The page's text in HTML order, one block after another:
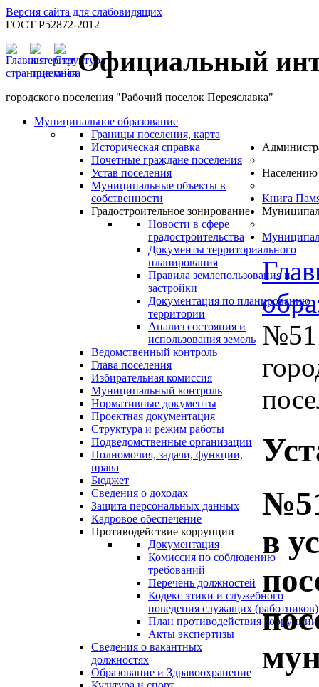
Версия сайта для слабовидящих
ГОСТ Р52872-2012
Официальный
городского поселения "Рабочий поселок Переяславка"
Муниципальное образование
Границы поселения, карта
Историческая справка
Почетные граждане поселения
Устав поселения
Муниципальные объекты в
собственности
Градостроительное зонирование
Новости в сфере
градостроительства
Документы территориального
планирования
Правила землепользования и
застройки
Документация по планированию
территории
Анализ состояния и
использования земель
Ведомственный контроль
Глава поселения
Избирательная комиссия
Муниципальный контроль
Нормативные документы
Проектная документация
Структура и режим работы
Подведомственные организации
Полномочия, задачи, функции,
права
Бюджет
Сведения о доходах
Защита персональных данных
Кадровое обеспечение
Противодействие коррупции
Документация
Комиссия по соблюдению
требований
Перечень должностей
Кодекс этики и служебного
поведения служащих (работников)
План противодействия коррупции
Акты экспертизы
Сведения о вакантных
должностях
Населению
Образование и Здравоохранение
Книга
№51
в